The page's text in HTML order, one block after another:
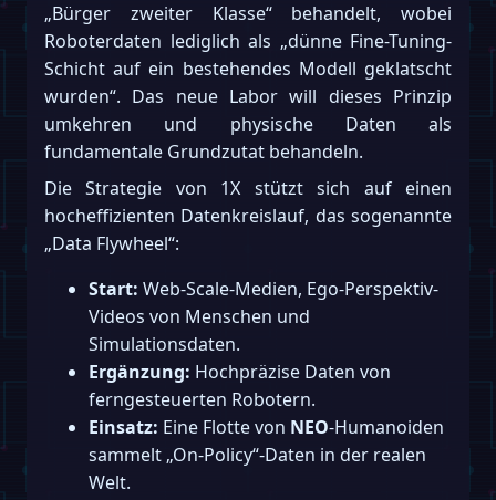
„Bürger zweiter Klasse“ behandelt, wobei
Roboterdaten lediglich als „dünne Fine-Tuning-
Schicht auf ein bestehendes Modell geklatscht
wurden“. Das neue Labor will dieses Prinzip
umkehren und physische Daten als
fundamentale Grundzutat behandeln.
Die Strategie von 1X stützt sich auf einen
hocheffizienten Datenkreislauf, das sogenannte
„Data Flywheel“:
Start: Web-Scale-Medien, Ego-Perspektiv-
Videos von Menschen und
Simulationsdaten.
Ergänzung: Hochpräzise Daten von
ferngesteuerten Robotern.
Einsatz: Eine Flotte von NEO-Humanoiden
sammelt „On-Policy“-Daten in der realen
Welt.